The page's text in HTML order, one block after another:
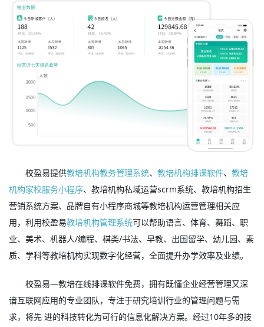
校盈易提供教培机构教务管理系统、教培机构排课软件、教培
机构家校服务小程序、教培机构私域运营scrm系统、教培机构招生
营销系统方案、品牌自有小程序商城等教培机构运营管理相关应
用，利用校盈易教培机构管理系统可以帮助语言、体育、舞蹈、职
业、美术、机器人/编程、棋类/书法、早教、出国留学、幼儿园、素
质、学科等教培机构实现数字化经营，全面提升办学效率及业绩。
校盈易—教培在线排课软件免费，拥有既懂企业经营管理又深
谙互联网应用的专业团队，专注于研究培训行业的管理问题与需
求，将先 进的科技转化为可行的信息化解决方案。经过10年多的技